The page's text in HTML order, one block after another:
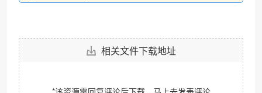
相关文件下载地址